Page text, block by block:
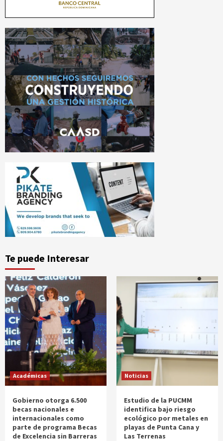
Te puede Interesar
Académicas
Gobierno otorga 6.500
becas nacionales e
internacionales como
parte de programa Becas
de Excelencia sin Barreras
Noticias
Estudio de la PUCMM
identifica bajo riesgo
ecológico por metales en
playas de Punta Cana y
Las Terrenas